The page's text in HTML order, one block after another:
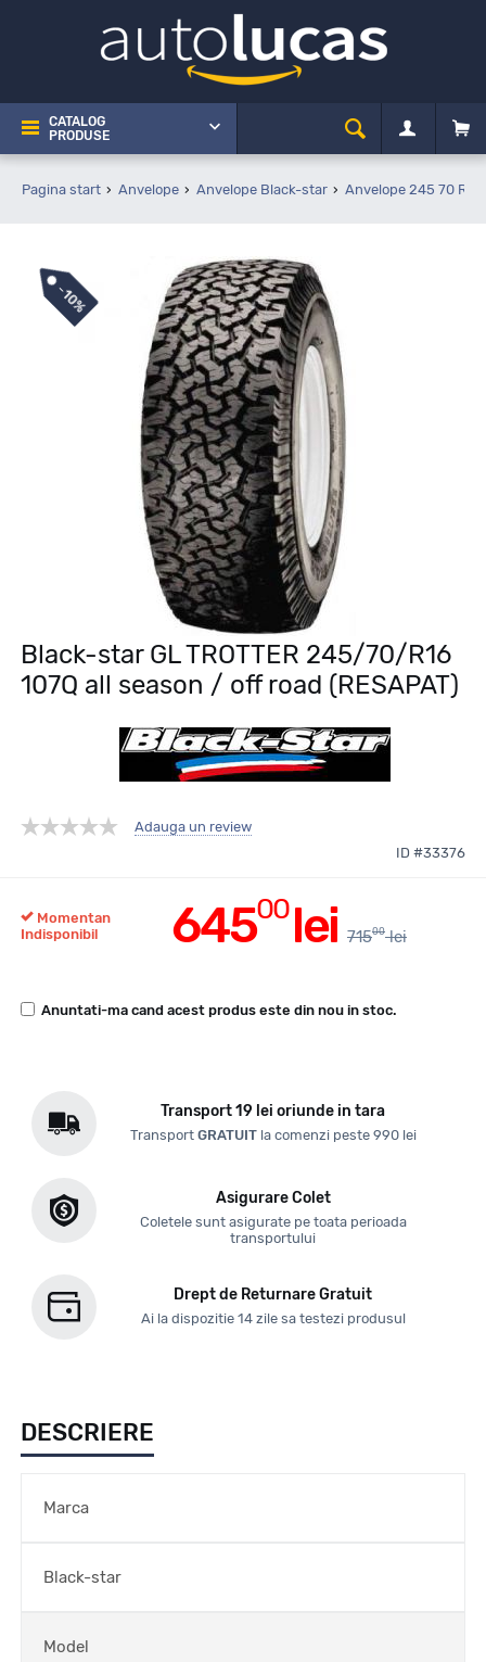
CATALOG
PRODUSE
Pagina start Anvelope Anvelope Black-star Anvelope 245 70 R16
-10%
Black-star GL TROTTER 245/70/R16
107Q all season / off road (RESAPAT)
Adauga un review
ID #33376
64500lei 71500 lei
Momentan
Indisponibil
Anuntati-ma cand acest produs este din nou in stoc.
Transport 19 lei oriunde in tara
Transport GRATUITla comenzi peste 990 lei
Asigurare Colet
Coletele sunt asigurate pe toata perioada
transportului
Drept de Returnare Gratuit
Ai la dispozitie 14 zile sa testezi produsul
DESCRIERE
Marca
Black-star
Model